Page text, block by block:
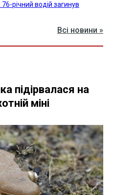
річний водій загинув
Всі новини »
підірвалася на
міні